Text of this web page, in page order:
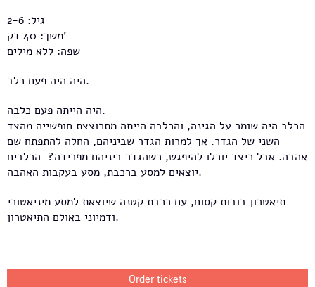
גיל: 2-6
משך: 40 דק'
שפה: ללא מילים
היה היה פעם כלב.
היה הייתה פעם כלבה.
הכלב היה שומר על הגינה, והכלבה הייתה מתרוצצת חופשייה מהצד
השני של הגדר. אך למרות הגדר שביניהם, החלה להתפתח שם
אהבה. אבל כיצד יוכלו להיפגש, כשהגדר ביניהם מפרידה? הכלבים
יוצאים למסע ברכבת, מסע בעקבות האהבה.
תיאטרון בובות קסום, עם רכבת קטנה שיוצאת למסע מיניאטורי
ודמיוני באולם התיאטרון.
Order tickets